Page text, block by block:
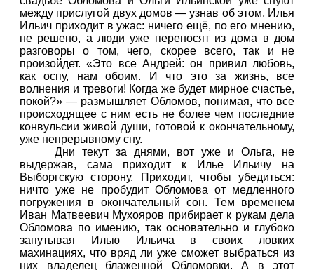
между прислугой двух домов — узнав об этом, Илья
Ильич приходит в ужас: ничего ещё, по его мнению,
не решено, а люди уже переносят из дома в дом
разговоры о том, чего, скорее всего, так и не
произойдет. «Это все Андрей: он привил любовь,
как оспу, нам обоим. И что это за жизнь, все
волнения и тревоги! Когда же будет мирное счастье,
покой?» — размышляет Обломов, понимая, что все
происходящее с ним есть не более чем последние
конвульсии живой души, готовой к окончательному,
уже непрерывному сну.
Дни текут за днями, вот уже и Ольга, не
выдержав, сама приходит к Илье Ильичу на
Выборгскую сторону. Приходит, чтобы убедиться:
ничто уже не пробудит Обломова от медленного
погружения в окончательный сон. Тем временем
Иван Матвеевич Мухояров прибирает к рукам дела
Обломова по имению, так основательно и глубоко
запутывая Илью Ильича в своих ловких
махинациях, что вряд ли уже сможет выбраться из
них владелец блаженной Обломовки. А в этот